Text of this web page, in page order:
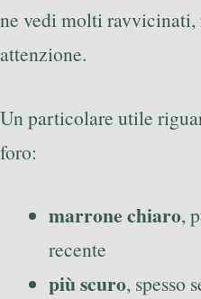
ne vedi molti
attenzione.
Un particolare utile
foro:
marrone chiaro,
recente
più scuro, spesso